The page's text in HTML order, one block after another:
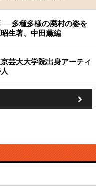
多種多様の廃村の姿を
生著、中田薫編
芸大大学院出身アーティ